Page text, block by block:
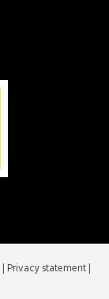
| Privacy statement|